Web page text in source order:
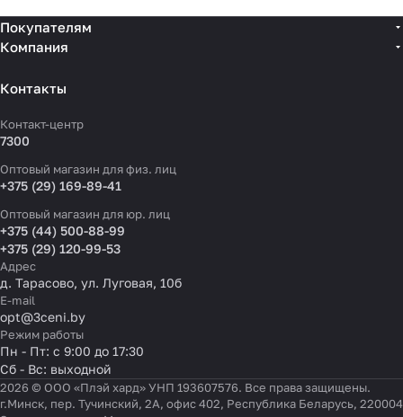
Покупателям
Компания
Контакты
Контакт-центр
7300
Оптовый магазин для физ. лиц
+375 (29) 169-89-41
Оптовый магазин для юр. лиц
+375 (44) 500-88-99
+375 (29) 120-99-53
Адрес
д. Тарасово, ул. Луговая, 10б
E-mail
opt@3ceni.by
Режим работы
Пн - Пт: с 9:00 до 17:30
Сб - Вс: выходной
2026 © ООО «Плэй хард» УНП 193607576. Все права защищены.
г.Минск, пер. Тучинский, 2А, офис 402, Республика Беларусь, 220004